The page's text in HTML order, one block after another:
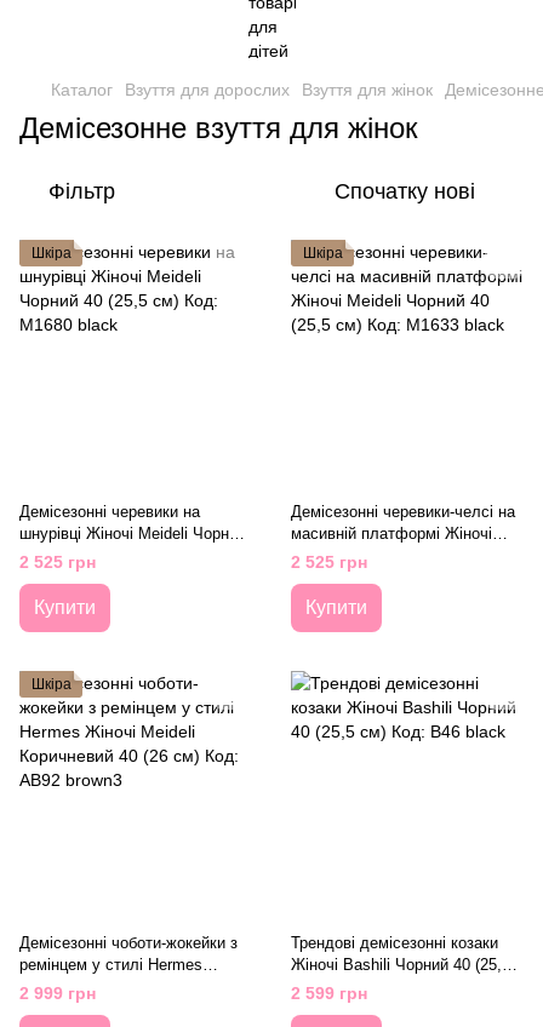
Каталог Взуття для дорослих Взуття для жінок
Демісезонне взуття для жінок
Фільтр Спочатку нові
Шкіра
Демісезонні черевики на
шнурівці Жіночі Meideli Чорний
40 (25,5 см) Код: M1680 black
2 525 грн
Купити
Шкіра
Демісезонні черевики-челсі на
масивній платформі Жіночі
Meideli Чорний 40 (25,5 см)
Код: M1633 black
2 525 грн
Купити
Шкіра
Демісезонні чоботи-жокейки з
ремінцем у стилі Hermes
Жіночі Meideli Коричневий 40
(26 см) Код: AB92 brown3
2 999 грн
Трендові демісезонні козаки
Жіночі Bashili Чорний 40 (25,5
см) Код: B46 black
2 599 грн